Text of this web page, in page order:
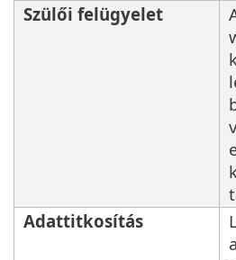
Szülői felügyelet
Adattitkosítás